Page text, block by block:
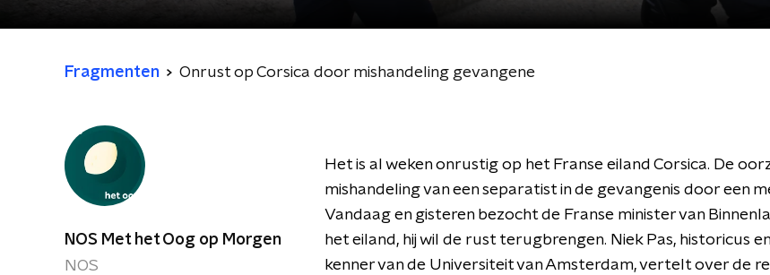
Fragmenten Onrust op Corsica door mishandeling gevangene
NOS Met het Oog op Morgen
NOS
Het is al weken onrustig op het Franse eiland Corsica. De
mishandeling van een separatist in de gevangenis door een
Vandaag en gisteren bezocht de Franse minister van
het eiland, hij wil de rust terugbrengen. Niek Pas, historicus
kenner van de Universiteit van Amsterdam, vertelt over de